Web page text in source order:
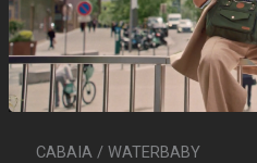
CABAIA / WATERBABY